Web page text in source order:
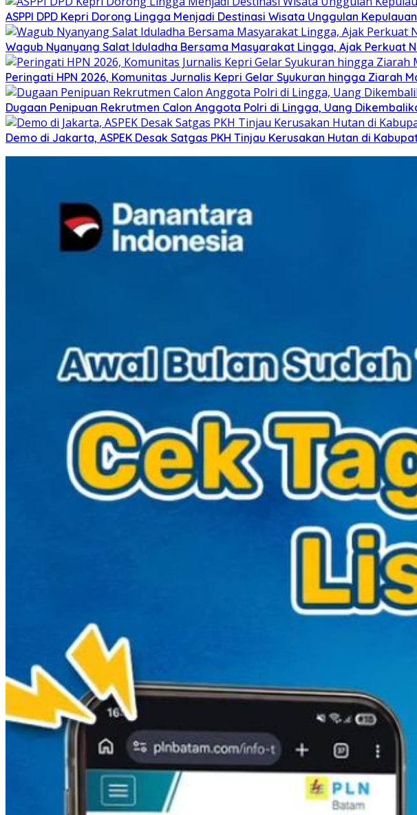
ASPPI DPD Kepri Dorong Lingga Menjadi Destinasi Wisata Unggulan
Wagub Nyanyang Salat Iduladha Bersama Masyarakat Lingga, Ajak Perkuat
Peringati HPN 2026, Komunitas Jurnalis Kepri Gelar Syukuran hingga Ziarah
Dugaan Penipuan Rekrutmen Calon Anggota Polri di Lingga, Uang
Demo di Jakarta, ASPEK Desak Satgas PKH Tinjau Kerusakan Hutan di